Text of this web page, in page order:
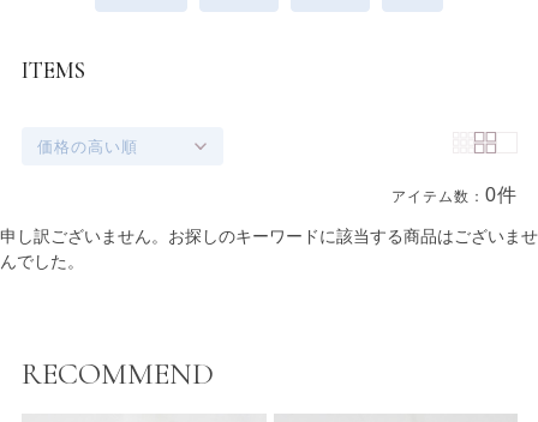
ITEMS
価格の高い順
アイテム数：0件
商品一覧
申し訳ございません。お探しのキーワードに該当する商品はございませ
んでした。
RECOMMEND